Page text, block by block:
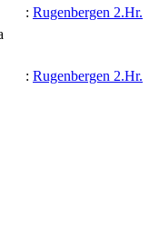
: Rugenbergen 2.Hr.
: Rugenbergen 2.Hr.